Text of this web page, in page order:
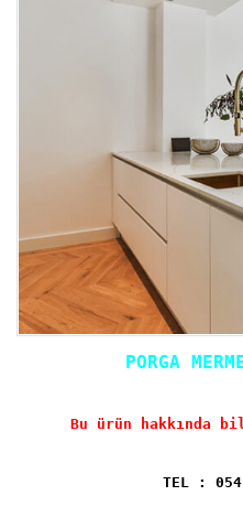
PORGA
Bu ürün hakkında
TEL :